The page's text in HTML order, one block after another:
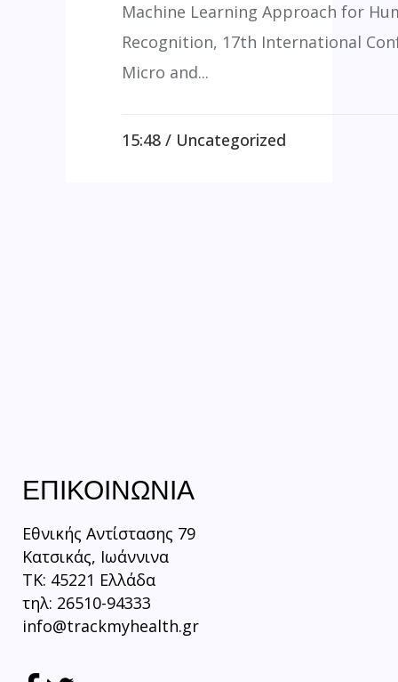
Machine Learning Approach for
Recognition, 17th International
Micro and...
15:48 / Uncategorized
ΕΠΙΚΟΙΝΩΝΙΑ
Εθνικής Αντίστασης 79
Κατσικάς, Ιωάννινα
TK: 45221 Ελλάδα
τηλ: 26510-94333
info@trackmyhealth.gr